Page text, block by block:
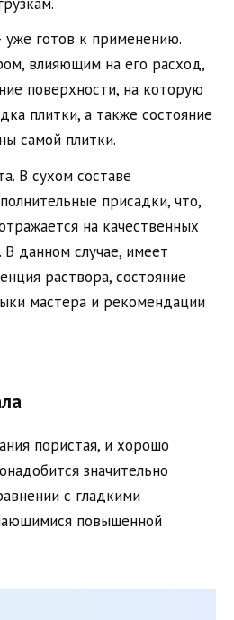
готов к применению.
влияющим на его расход,
поверхности, на которую
плитки, а также состояние
самой плитки.
В сухом составе
присадки, что,
на качественных
В данном случае, имеет
раствора, состояние
мастера и рекомендации
пористая, и хорошо
значительно
с гладкими
повышенной